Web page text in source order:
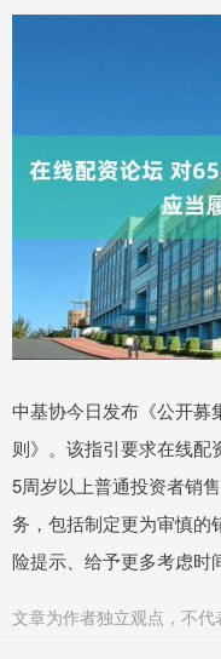
中基协今日发布《公开募
则》。该指引要求在线配
5周岁以上普通投资者销
务，包括制定更为审慎的
险提示、给予更多考虑时
文章为作者独立观点，不